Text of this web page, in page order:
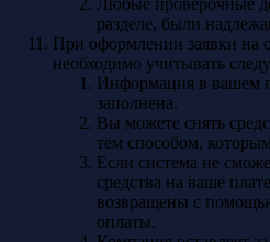
разделе, были
При оформлении заявки на
необходимо учитывать
Информация в вашем
заполнена.
Вы можете снять
тем способом,
Если система не
средства на ваше
возвращены с
оплаты.